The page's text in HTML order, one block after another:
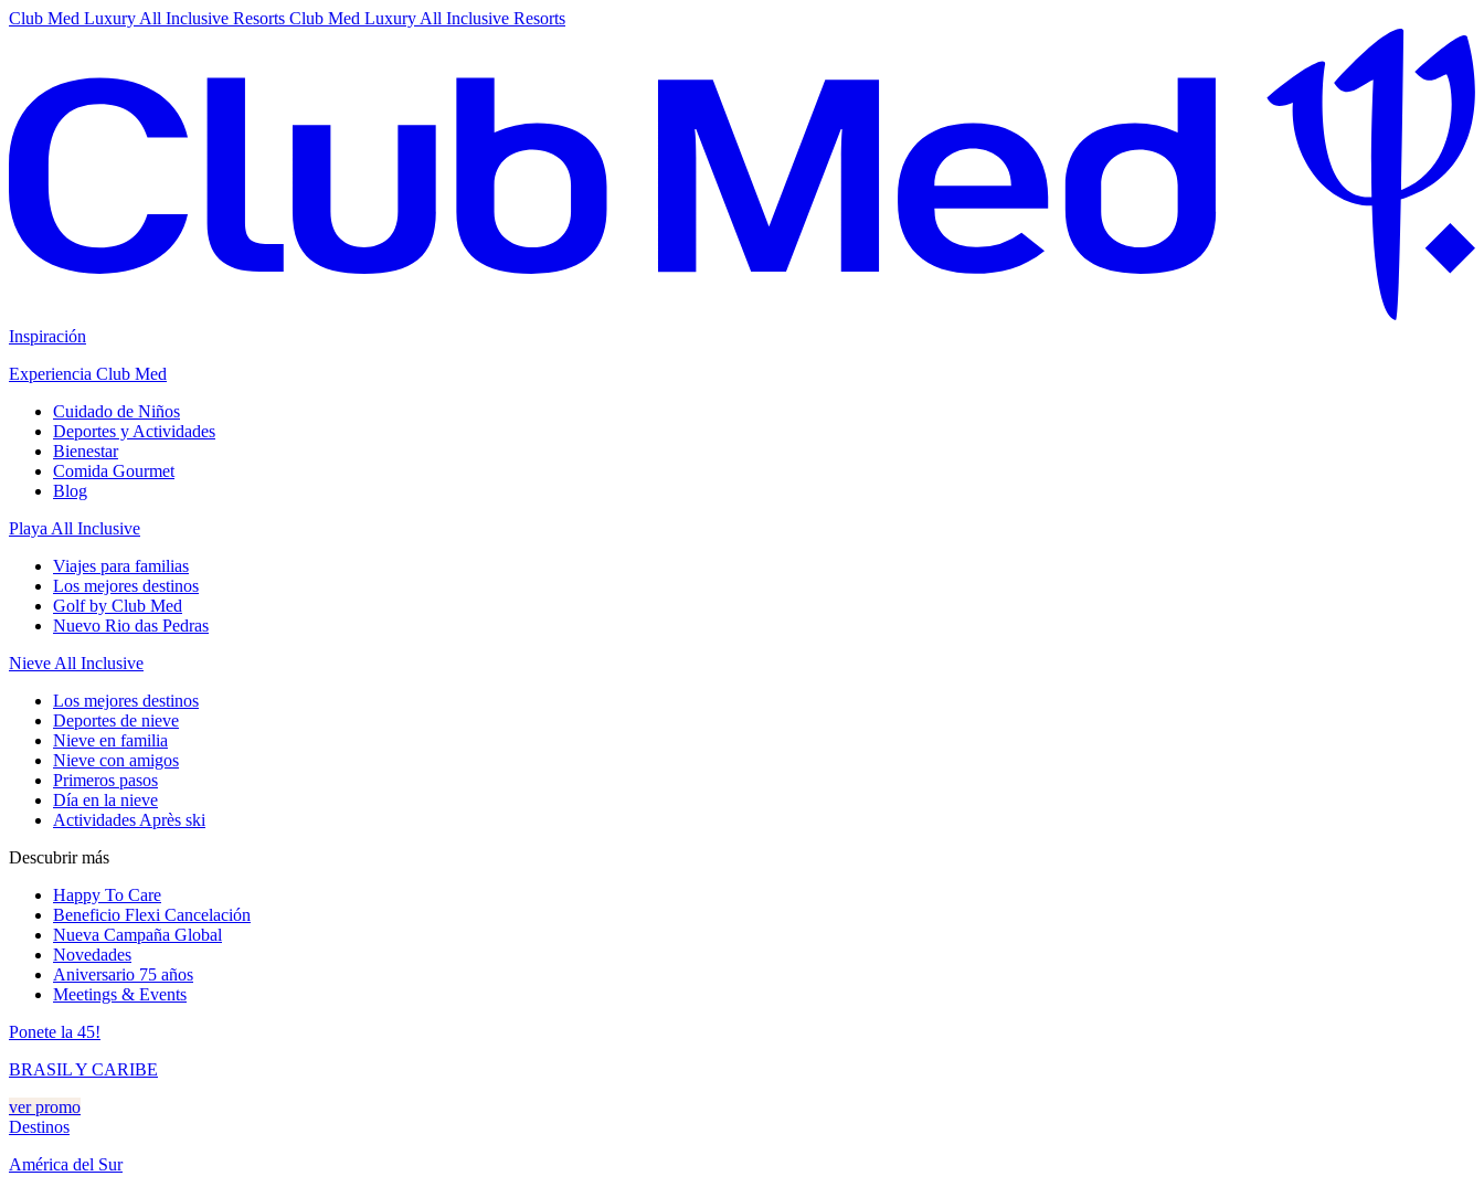
Club Med Luxury All Inclusive Resorts Club Med Luxury All Inclusive Resorts
Inspiración
Experiencia Club Med
Cuidado de Niños
Deportes y Actividades
Bienestar
Comida Gourmet
Blog
Playa All Inclusive
Viajes para familias
Los mejores destinos
Golf by Club Med
Nuevo Rio das Pedras
Nieve All Inclusive
Los mejores destinos
Deportes de nieve
Nieve en familia
Nieve con amigos
Primeros pasos
Día en la nieve
Actividades Après ski
Descubrir más
Happy To Care
Beneficio Flexi Cancelación
Nueva Campaña Global
Novedades
Aniversario 75 años
Meetings & Events
Ponete la 45!
BRASIL Y CARIBE
ver promo
Destinos
América del Sur